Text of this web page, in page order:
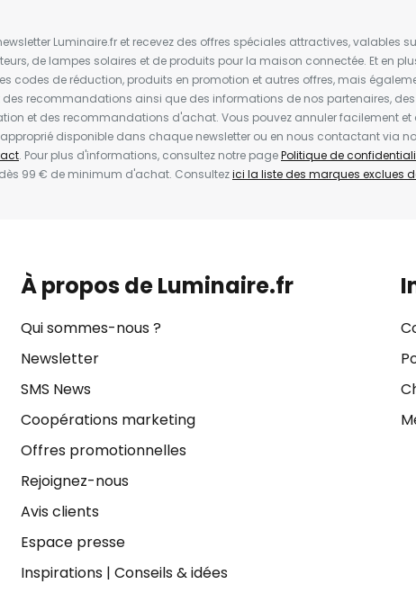
Luminaire.fr et recevez des offres spéciales attractives, valables
de lampes solaires et de produits pour la maison connectée. Et en
codes de réduction, produits en promotion et autres offres, mais
des recommandations ainsi que des informations de nos partenaires, des
et des recommandations d'achat. Vous pouvez annuler facilement et
disponible dans chaque newsletter ou en nous contactant via
. Pour plus d'informations, consultez notre pagePolitique de
99 € de minimum d'achat. Consultezici la liste des marques exclues
À propos de Luminaire.fr
Qui sommes-nous ?
Newsletter
SMS News
Coopérations marketing
Offres promotionnelles
Rejoignez-nous
Avis clients
Espace presse
Inspirations| Conseils & idées